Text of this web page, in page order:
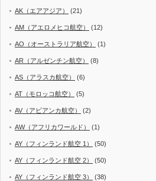
AK（エアアジア） (21)
AM（アエロメヒコ航空） (12)
AO（オーストラリア航空） (1)
AR（アルゼンチン航空） (8)
AS（アラスカ航空） (6)
AT（モロッコ航空） (5)
AV（アビアンカ航空） (2)
AW（アフリカワールド） (1)
AY（フィンランド航空 1） (50)
AY（フィンランド航空 2） (50)
AY（フィンランド航空 3） (38)